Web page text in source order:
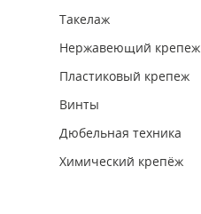
Такелаж
Нержавеющий крепеж
Пластиковый крепеж
Винты
Дюбельная техника
Химический крепёж